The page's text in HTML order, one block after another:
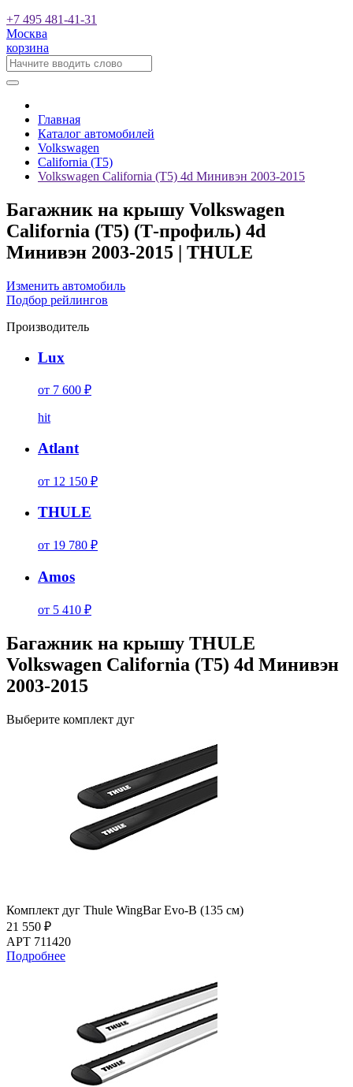
+7 495 481-41-31
Москва
корзина
Главная
Каталог автомобилей
Volkswagen
California (T5)
Volkswagen California (T5) 4d Минивэн 2003-2015
Багажник на крышу Volkswagen
California (T5) (Т-профиль) 4d
Минивэн 2003-2015 | THULE
Изменить автомобиль
Подбор рейлингов
Производитель
Lux
от 7 600 ₽
hit
Atlant
от 12 150 ₽
THULE
от 19 780 ₽
Amos
от 5 410 ₽
Багажник на крышу THULE
Volkswagen California (T5) 4d Минивэн
2003-2015
Выберите комплект дуг
Комплект дуг Thule WingBar Evo-B (135 см)
21 550 ₽
АРТ 711420
Подробнее